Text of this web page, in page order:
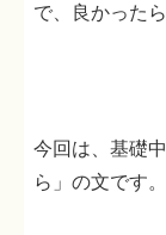
で、良かった
今回は、基礎
ら」の文です。